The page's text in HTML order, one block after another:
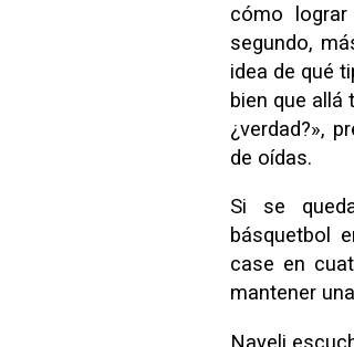
cómo
segundo,
idea de qué
bien que allá
¿verdad?»,
de oídas.
Si se
básquetbol
case en
mantener
Nayeli